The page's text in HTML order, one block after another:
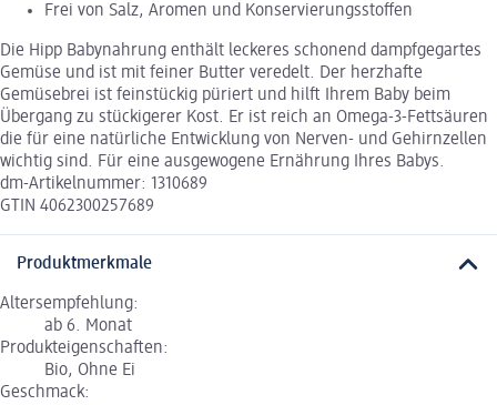
Frei von Salz, Aromen und Konservierungsstoffen
Die Hipp Babynahrung enthält leckeres schonend dampfgegartes
Gemüse und ist mit feiner Butter veredelt. Der herzhafte
Gemüsebrei ist feinstückig püriert und hilft Ihrem Baby beim
Übergang zu stückigerer Kost. Er ist reich an Omega-3-Fettsäuren
die für eine natürliche Entwicklung von Nerven- und Gehirnzellen
wichtig sind. Für eine ausgewogene Ernährung Ihres Babys.
dm-Artikelnummer: 1310689
GTIN 4062300257689
Produktmerkmale
Altersempfehlung:
ab 6. Monat
Produkteigenschaften:
Bio, Ohne Ei
Geschmack: